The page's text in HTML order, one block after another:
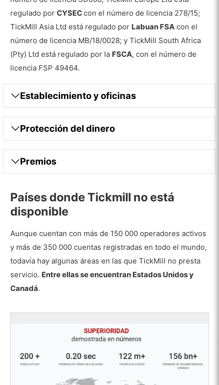
Características especiales que puede
encontrar en Tickmill
Kit de herramientas de trading avanzado
One Click Trading EA
Trading social – Copy Trading
Promociones y concursos
Pros
Contras
Servicio de atención al cliente
Idiomas
Servicio de atención al cliente
Investigación y Formación
Educación
Investigación
con Tickmill?
regulado porCYSECcon el número de licencia 278/15;
TickMill Asia Ltd está regulado por Labuan FSA con el
número de licencia MB/18/0028; y TickMill South Africa
(Pty) Ltd está regulado por la FSCA, con el número de
licencia FSP 49464.
Establecimiento y oficinas
Protección del dinero
Premios
Países donde Tickmill no está
disponible
Aunque cuentan con más de 150 000 operadores activos
y más de 350 000 cuentas registradas en todo el mundo,
todavía hay algunas áreas en las que TickMill no presta
servicio. Entre ellas se encuentran Estados Unidos y
Canadá.